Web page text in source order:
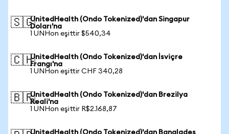
🇸🇬UnitedHealth (Ondo Tokenized)'dan Singapur
Doları'na
1 UNHon eşittir $540,34
🇨🇭UnitedHealth (Ondo Tokenized)'dan İsviçre
Frangı'na
1 UNHon eşittir CHF 340,28
🇧🇷UnitedHealth (Ondo Tokenized)'dan Brezilya
Reali'na
1 UNHon eşittir R$2.168,87
UnitedHealth (Ondo Tokenized)'dan Bangladeş